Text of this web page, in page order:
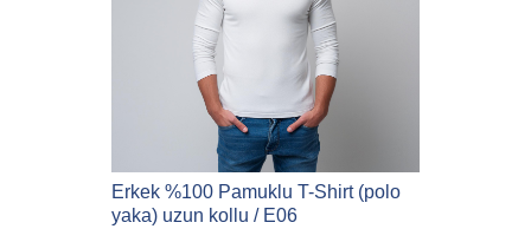
Erkek %100 Pamuklu T-Shirt (polo
yaka) uzun kollu / E06